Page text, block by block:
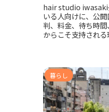
hair studio iwasaki
いる人向けに、公
判、料金、待ち時
からこそ支持され
を分けてまとめて
ている人が自分に
暮らし